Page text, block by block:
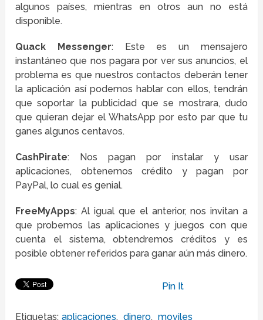
algunos países, mientras en otros aun no está
disponible.
Quack Messenger: Este es un mensajero
instantáneo que nos pagara por ver sus anuncios, el
problema es que nuestros contactos deberán tener
la aplicación así podemos hablar con ellos, tendrán
que soportar la publicidad que se mostrara, dudo
que quieran dejar el WhatsApp por esto par que tu
ganes algunos centavos.
CashPirate: Nos pagan por instalar y usar
aplicaciones, obtenemos crédito y pagan por
PayPal, lo cual es genial.
FreeMyApps: Al igual que el anterior, nos invitan a
que probemos las aplicaciones y juegos con que
cuenta el sistema, obtendremos créditos y es
posible obtener referidos para ganar aún más dinero.
Pin It
Etiquetas: aplicaciones, dinero, moviles